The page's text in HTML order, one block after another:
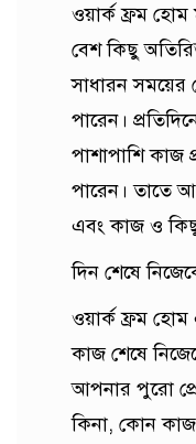
ওয়ার্ক ফ্রম
বেশ কিছু
সাধারন সময়ের
পারেন।
পাশাপাশি কাজ
পারেন। তাতে
এবং কাজ ও
দিন শেষে
ওয়ার্ক ফ্রম
কাজ শেষে
আপনার পুরো
কিনা, কোন